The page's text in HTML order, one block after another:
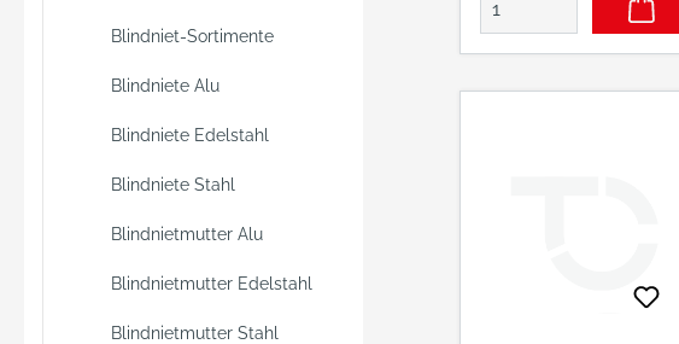
Blindniet-Sortimente
Blindniete Alu
Blindniete Edelstahl
Blindniete Stahl
Blindnietmutter Alu
Blindnietmutter Edelstahl
Blindnietmutter Stahl